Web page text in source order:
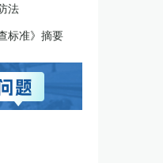
法
标准》摘要